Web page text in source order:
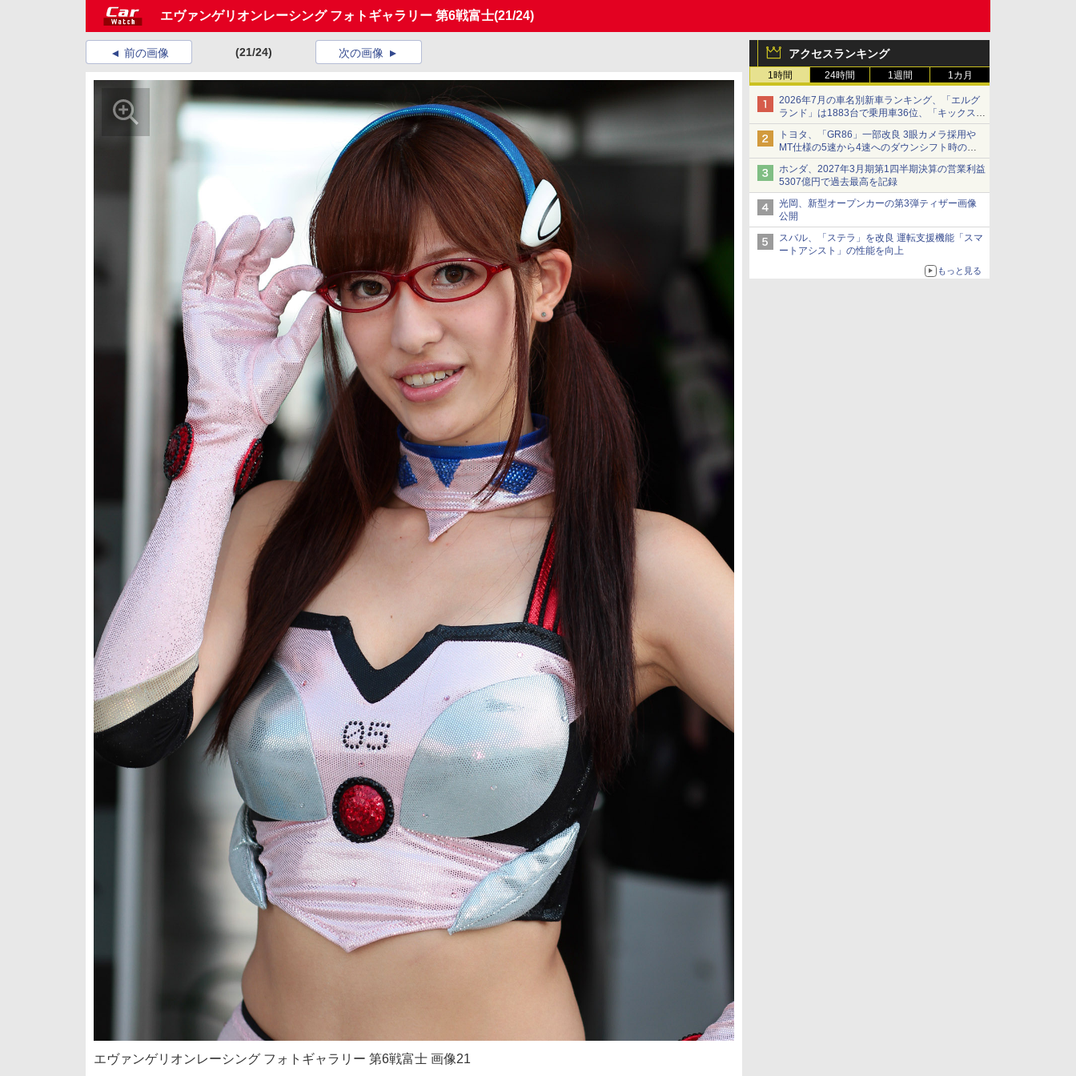
エヴァンゲリオンレーシング フォトギャラリー 第6戦富士(21/24)
アクセスランキング
1時間 24時間 1週間 1カ月
2026年7月の車名別新車ランキング、「エルグ
ランド」は1883台で乗用車36位、「キックス」
は2591台で27位に
トヨタ、「GR86」一部改良 3眼カメラ採用や
MT仕様の5速から4速へのダウンシフト時の操
作性向上など
ホンダ、2027年3月期第1四半期決算の営業利益
5307億円で過去最高を記録
光岡、新型オープンカーの第3弾ティザー画像
公開
スバル、「ステラ」を改良 運転支援機能「スマ
ートアシスト」の性能を向上
もっと見る
前の画像 (21/24) 次の画像
エヴァンゲリオンレーシング フォトギャラリー 第6戦富士 画像21